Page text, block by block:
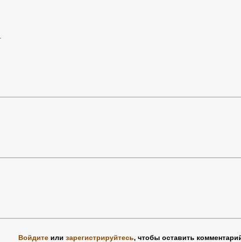
Войдитеили зарегистрируйтесь, чтобы оставить